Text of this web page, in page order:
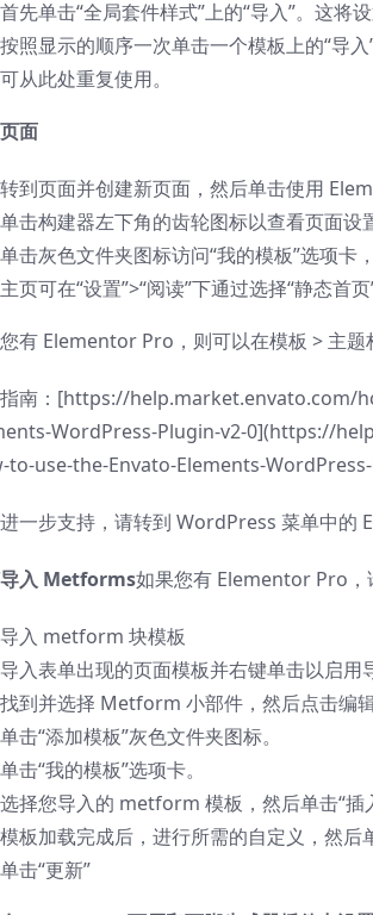
首先单击“全局套件样式”上的“导入”。这将设
按照显示的顺序一次单击一个模板上的“导
可从此处重复使用。
面
转到页面并创建新页面，然后单击使用
单击构建器左下角的齿轮图标以查看页面
单击灰色文件夹图标访问“我的模板”选项卡
主页可在“设置”>“阅读”下通过选择“静态首页
有 Elementor Pro，则可以在模板 > 主题
南：[https://help.market.envato.com/
WordPress-Plugin-v2-0](https://
to-use-the-Envato-Elements-
一步支持，请转到 WordPress 菜单中的
入 Metforms如果您有 Elementor Pro，
导入 metform 块模板
导入表单出现的页面模板并右键单击以启用
找到并选择 Metform 小部件，然后点击编
单击“添加模板”灰色文件夹图标。
单击“我的模板”选项卡。
选择您导入的 metform 模板，然后单击“插
模板加载完成后，进行所需的自定义，然后
单击“更新”